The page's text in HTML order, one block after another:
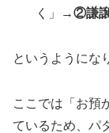
く」→②謙
というようにな
ここでは「お預
ているため、パ